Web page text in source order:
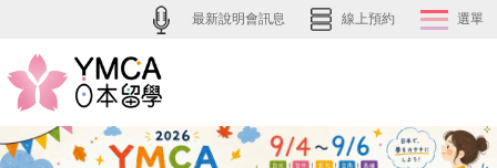
最新說明會訊息 線上預約 選單